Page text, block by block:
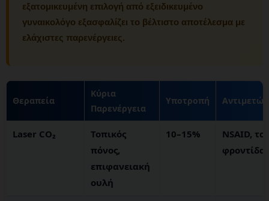
εξατομικευμένη επιλογή από εξειδικευμένο
γυναικολόγο εξασφαλίζει το βέλτιστο αποτέλεσμα με
ελάχιστες παρενέργειες.
Θεραπεία
Κύρια
Παρενέργεια
Υποτροπή
Laser CO₂
Τοπικός
πόνος,
επιφανειακή
ουλή
10–15%
NSAID,
φροντίδα